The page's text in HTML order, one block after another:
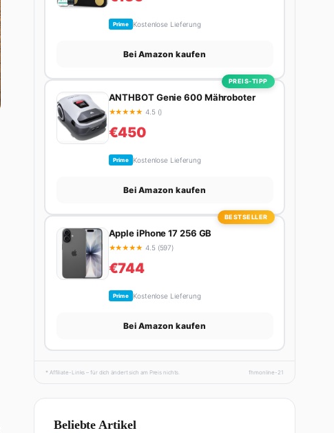
Prime Kostenlose Lieferung
Bei Amazon kaufen
PREIS-TIPP
ANTHBOT Genie 600 Mähroboter
★★★★★ 4.5 ()
€450
Prime Kostenlose Lieferung
Bei Amazon kaufen
BESTSELLER
Apple iPhone 17 256 GB
★★★★★ 4.5 (597)
€744
Prime Kostenlose Lieferung
Bei Amazon kaufen
* Affiliate-Links – für dich ändert sich am Preis nichts. fhmonline-21
Beliebte Artikel